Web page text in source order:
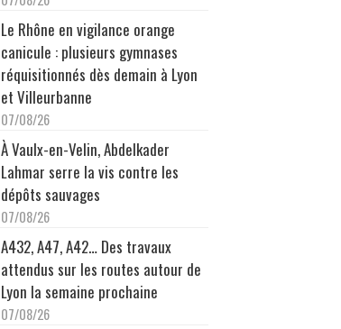
Le Rhône en vigilance orange
canicule : plusieurs gymnases
réquisitionnés dès demain à Lyon
et Villeurbanne
07/08/26
À Vaulx-en-Velin, Abdelkader
Lahmar serre la vis contre les
dépôts sauvages
07/08/26
A432, A47, A42… Des travaux
attendus sur les routes autour de
Lyon la semaine prochaine
07/08/26